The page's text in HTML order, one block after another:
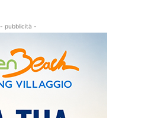
- pubblicità -